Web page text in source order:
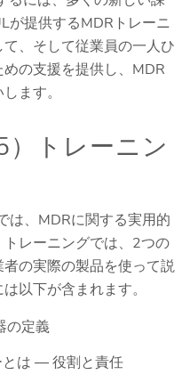
が提供するMDRトレーニ
、そして従業員の一人ひ
の支援を提供し、MDR
ます。
トレーニン
は、MDRに関する実用的
レーニングでは、2つの
の実際の製品を使って説
以下が含まれます。
の定義
とは ― 役割と責任